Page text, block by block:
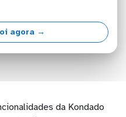
agora →
da Kondado